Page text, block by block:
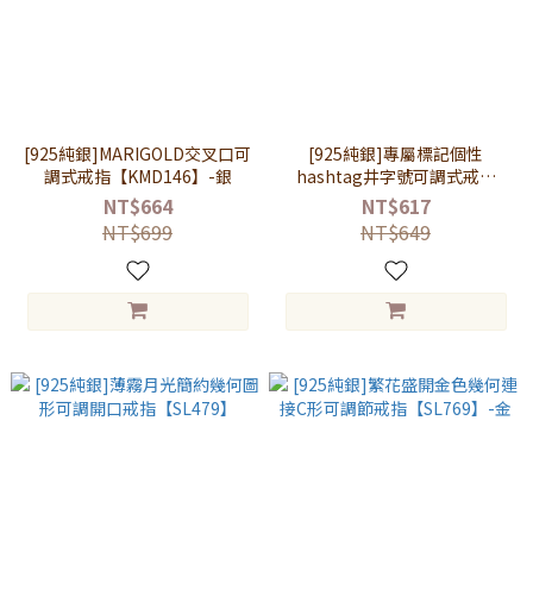
[925純銀]MARIGOLD交叉口可
調式戒指【KMD146】-銀
NT$664
NT$699
[925純銀]專屬標記個性
hashtag井字號可調式戒指
【SL892】-玫瑰金/銀
NT$617
NT$649